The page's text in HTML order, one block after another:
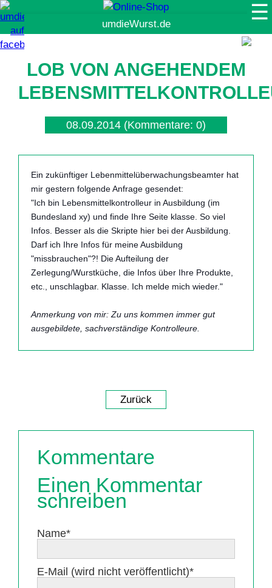
LOB VON ANGEHENDEM
08.09.2014 (Kommentare: 0)
Ein zukünftiger Lebenmittelüberwachungsbeamter hat
mir gestern folgende Anfrage gesendet:
"Ich bin Lebensmittelkontrolleur in Ausbildung (im
Bundesland xy) und finde Ihre Seite klasse. So viel
Infos. Besser als die Skripte hier bei der Ausbildung.
Darf ich Ihre Infos für meine Ausbildung
"missbrauchen"?! Die Aufteilung der
Zerlegung/Wurstküche, die Infos über Ihre Produkte,
etc., unschlagbar. Klasse. Ich melde mich wieder."
Anmerkung von mir: Zu uns kommen immer gut
ausgebildete, sachverständige Kontrolleure.
Zurück
Kommentare
Einen Kommentar
schreiben
Pflichtfeld
Name*
Pflichtfeld
E-Mail (wird nicht veröffentlicht)*
☰